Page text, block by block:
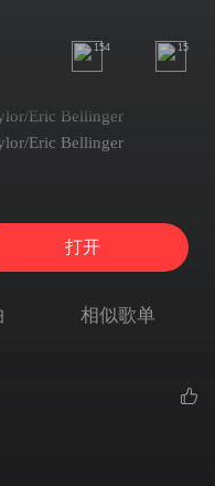
154 15
Eric Bellinger
Eric Bellinger
打开
相似歌单